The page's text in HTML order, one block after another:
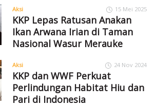
Aksi 15 Mei 2025
KKP Lepas Ratusan Anakan
Ikan Arwana Irian di Taman
Nasional Wasur Merauke
Aksi 24 Nov 2024
KKP dan WWF Perkuat
Perlindungan Habitat Hiu dan
Pari di Indonesia